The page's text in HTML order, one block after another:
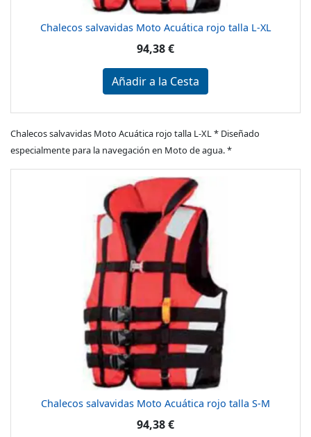
Chalecos salvavidas Moto Acuática rojo talla L-XL
94,38 €
Añadir a la Cesta
Chalecos salvavidas Moto Acuática rojo talla L-XL * Diseñado
especialmente para la navegación en Moto de agua. *
Chalecos salvavidas Moto Acuática rojo talla S-M
94,38 €